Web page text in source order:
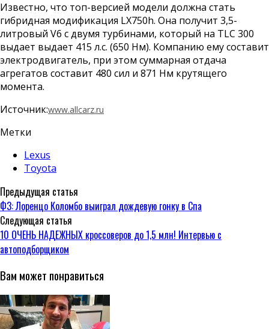
Известно, что топ-версией модели должна стать
гибридная модификация LX750h. Она получит 3,5-
литровый V6 с двумя турбинами, который на TLC 300
выдает выдает 415 л.с. (650 Нм). Компанию ему составит
электродвигатель, при этом суммарная отдача
агрегатов составит 480 сил и 871 Нм крутящего
момента.
Источник:www.allcarz.ru
Метки
Lexus
Toyota
Предыдущая статья
Ф3: Лоренцо Коломбо выиграл дождевую гонку в Спа
Следующая статья
10 ОЧЕНЬ НАДЕЖНЫХ кроссоверов до 1,5 млн! Интервью с
автоподборщиком
Вам может понравиться